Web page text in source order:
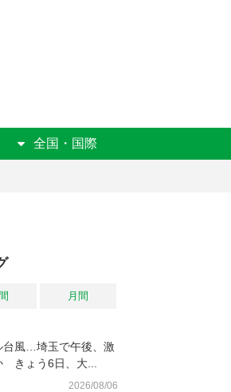
全国・国際
月間
台風…埼玉で午後、激
きょう6日、大...
2026/08/06